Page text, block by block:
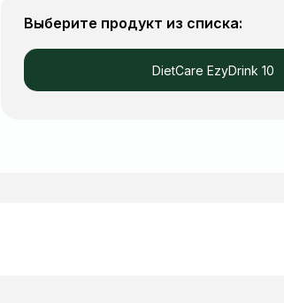
Выберите продукт из списка:
DietCare EzyDrink 10